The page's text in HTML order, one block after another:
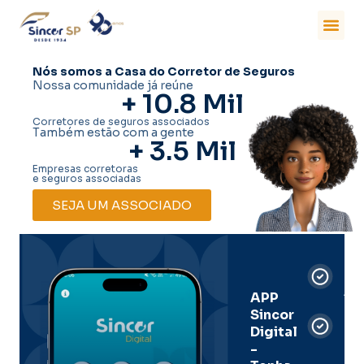
Nós somos a Casa do Corretor de Seguros
Nossa comunidade já reúne
+ 10.8 Mil
Corretores de seguros associados
Também estão com a gente
+ 3.5 Mil
Empresas corretoras
e seguros associadas
SEJA UM ASSOCIADO
APP
Sincor
Digital
-